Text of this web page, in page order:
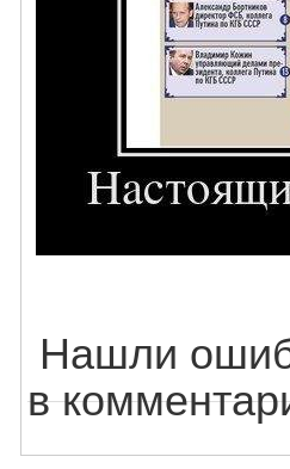
Нашли
в